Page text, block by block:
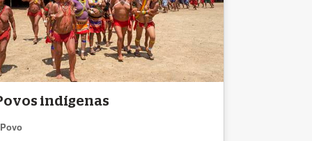
indígenas
Povo